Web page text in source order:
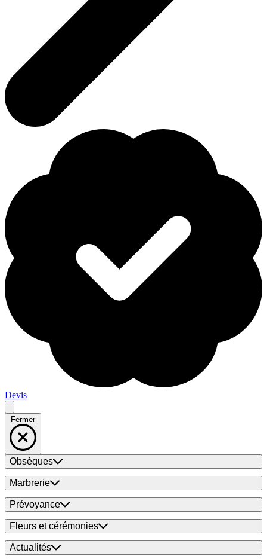
Devis
Fermer
Obsèques
Marbrerie
Prévoyance
Fleurs et cérémonies
Actualités